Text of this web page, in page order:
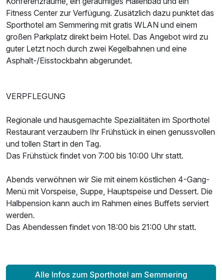
Ausstattung
Für 3 Tage p.P. ab268,00 €
Fitness Center zur Verfügung. Zusätzlich dazu punktet das
Sporthotel am Semmering mit gratis WLAN und einem
großen Parkplatz direkt beim Hotel. Das Angebot wird zu
guter Letzt noch durch zwei Kegelbahnen und eine
Asphalt-/Eisstockbahn abgerundet.
VERPFLEGUNG
Regionale und hausgemachte Spezialitäten im Sporthotel
Restaurant verzaubern Ihr Frühstück in einen genussvollen
und tollen Start in den Tag.
Das Frühstück findet von 7:00 bis 10:00 Uhr statt.
Abends verwöhnen wir Sie mit einem köstlichen 4-Gang-
Menü mit Vorspeise, Suppe, Hauptspeise und Dessert. Die
Halbpension kann auch im Rahmen eines Buffets serviert
werden.
Das Abendessen findet von 18:00 bis 21:00 Uhr statt.
Alle Infos zum Sporthotel am Semmering